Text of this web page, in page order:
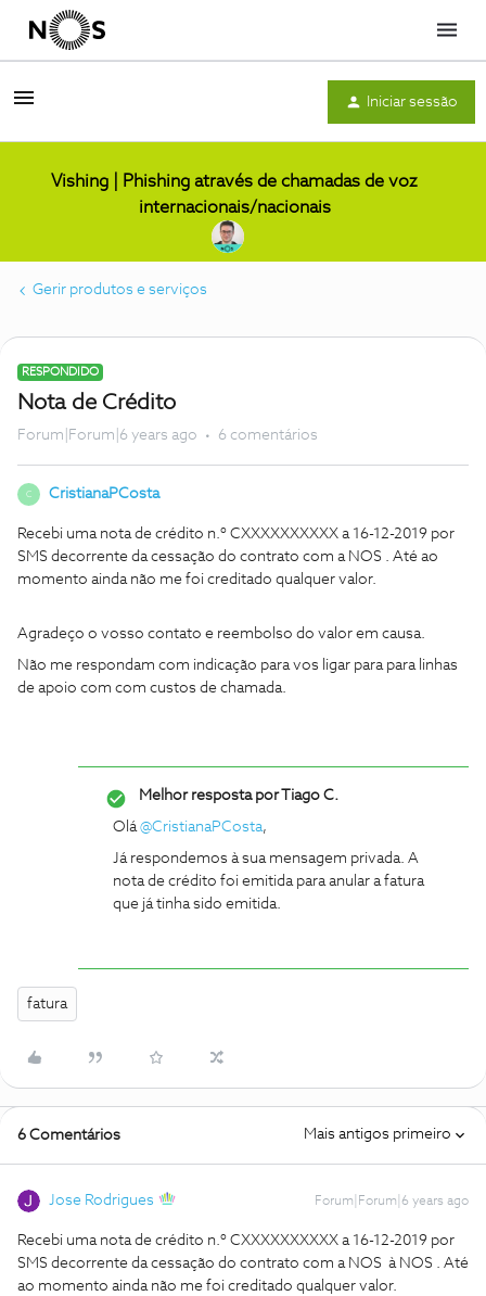
Menu
Iniciar sessão
Vishing | Phishing através de chamadas de voz
internacionais/nacionais
Gerir produtos e serviços
RESPONDIDO
Nota de Crédito
Forum|Forum|6 years ago 6 comentários
C CristianaPCosta
Recebi uma nota de crédito n.º CXXXXXXXXXX a 16-12-2019 por
SMS decorrente da cessação do contrato com a NOS . Até ao
momento ainda não me foi creditado qualquer valor.
Agradeço o vosso contato e reembolso do valor em causa.
Não me respondam com indicação para vos ligar para para linhas
de apoio com com custos de chamada.
Melhor resposta porTiago C.
Olá@CristianaPCosta,
Já respondemos à sua mensagem privada. A
nota de crédito foi emitida para anular a fatura
que já tinha sido emitida.
fatura
6 Comentários Mais antigos primeiro
Jose Rodrigues Forum|Forum|6 years ago
Recebi uma nota de crédito n.º CXXXXXXXXXX a 16-12-2019 por
SMS decorrente da cessação do contrato com a NOS à NOS . Até
ao momento ainda não me foi creditado qualquer valor.